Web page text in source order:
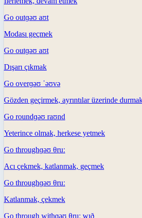
Go outɡəʊ aʊt
Modası geçmek
Go outɡəʊ aʊt
Dışarı çıkmak
Go overɡəʊ ˈəʊvə
Gözden geçirmek, ayrıntılar üzerinde
Go roundɡəʊ raʊnd
Yeterince olmak, herkese yetmek
Go throughɡəʊ θruː
Acı çekmek, katlanmak, geçmek
Go throughɡəʊ θruː
Katlanmak, çekmek
Go through withɡəʊ θruː wɪð